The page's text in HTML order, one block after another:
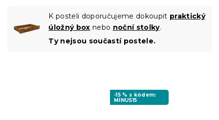
K posteli doporučujeme dokoupit praktický
úložný box nebo noční stolky.
Ty nejsou součastí postele.
-15 % s kódem:
MINUS15